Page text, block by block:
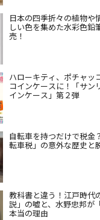
日本の四季折々の植物や
しい色を集めた水彩色鉛
売！
ハローキティ、ポチャッ
コインケースに！「サン
インケース」第２弾
自転車を持つだけで税金
転車税」の意外な歴史と
教科書と違う！江戸時代
説」の嘘と、水野忠邦が
本当の理由